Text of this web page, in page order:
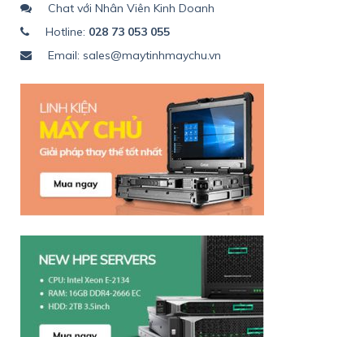
Chat với Nhân Viên Kinh Doanh
Hotline: 028 73 053 055
Email: sales@maytinhmaychu.vn